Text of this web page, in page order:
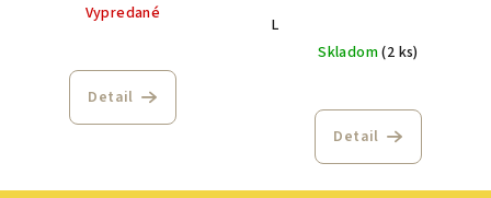
Vypredané
Detail
L
Skladom(2 ks)
Detail